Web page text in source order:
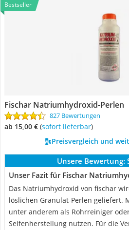
Bestseller
Fischar Natriumhydroxid-Perlen
827 Bewertungen
ab 15,00 € ( Sofort lieferbar)
Preisvergleich und
Unsere Bewertung:
Unser Fazit für Fischar
Das Natriumhydroxid von fischar
löslichen Granulat-Perlen geliefert.
unter anderem als Rohrreiniger
Seifenherstellung nutzen. Für die